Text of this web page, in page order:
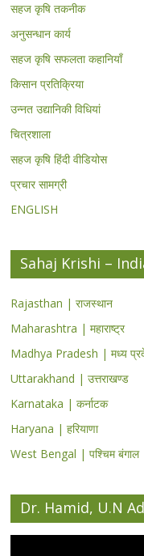
सहज कृषि तकनीक
अनुसन्धान कार्य
सहज कृषि सफलता कहानियाँ
किसान प्रतिक्रिया
उन्नत उद्यानिकी विधियां
चित्रशाला
सहज कृषि हिंदी वीडियोस
प्रचार सामग्री
ENGLISH
Sahaj Krishi –
Rajasthan | राजस्थान
Maharashtra | महाराष्ट्र
Madhya Pradesh | मध्य
Uttarakhand | उत्तराखण्ड
Karnataka | कर्नाटक
Haryana | हरियाणा
West Bengal | पश्चिम बंगाल
Dr. Hamid, U.N